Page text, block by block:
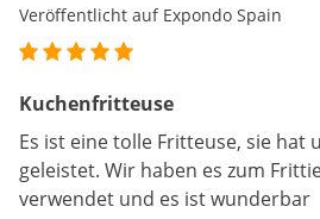
Veröffentlicht auf Expondo Spain
Kuchenfritteuse
Es ist eine tolle Fritteuse, sie hat
geleistet. Wir haben es zum
verwendet und es ist wunderbar